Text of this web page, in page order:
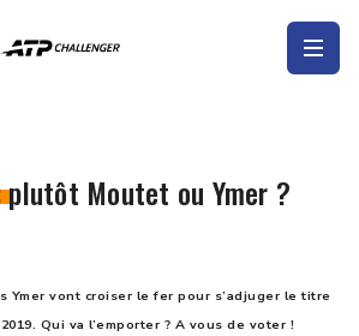
plutôt Moutet ou Ymer ?
Ymer vont croiser le fer pour s’adjuger le titre
Qui va l’emporter ? A vous de voter !